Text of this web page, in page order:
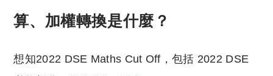
算、加權轉換是什麼？
想知2022 DSE Maths Cut Off，包括 2022 DSE